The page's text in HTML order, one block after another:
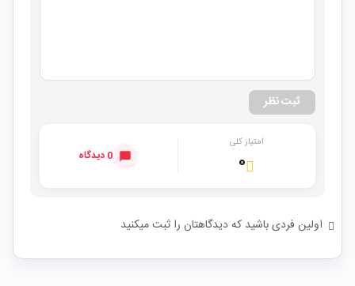
ثبت نظر
امتیاز کلی
۰ 0 دیدگاه
اولین فردی باشید که دیدگاهتان را ثبت میکنید